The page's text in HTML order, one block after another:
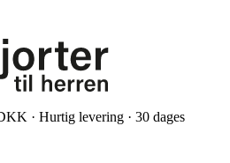
· Hurtig levering · 30 dages